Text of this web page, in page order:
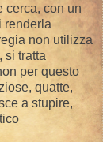
cerca, con un
renderla
non utilizza
si tratta
per questo
quatte,
a stupire,